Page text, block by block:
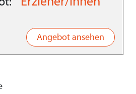
Angebot ansehen